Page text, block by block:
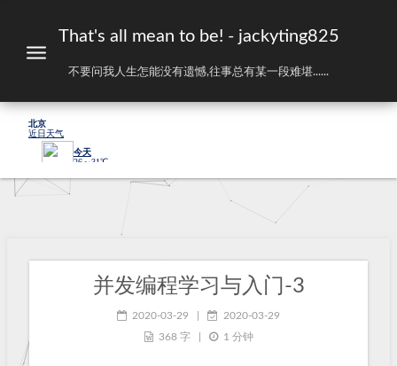
That's all mean to be! - jackyting825
不要问我人生怎能没有遗憾,往事总有某一段难堪......
并发编程学习与入门-3
2020-03-29
2020-03-29
368 字
1 分钟